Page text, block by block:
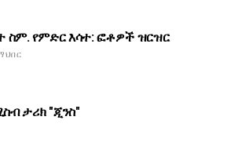
ስም. የምድር እሳተ: ፎቶዎች ዝርዝር
ታሪክ "ጂንስ"